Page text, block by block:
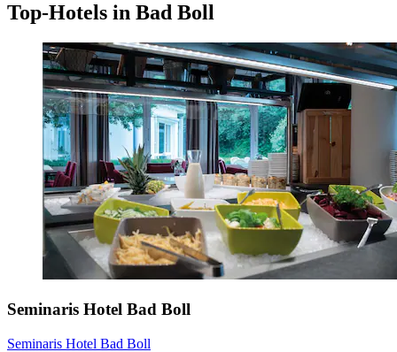
Top-Hotels in Bad Boll
Seminaris Hotel Bad Boll
Seminaris Hotel Bad Boll